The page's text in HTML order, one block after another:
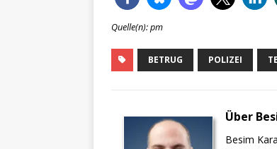
Quelle(n): pm
BETRUG POLIZEI
Über
Besim